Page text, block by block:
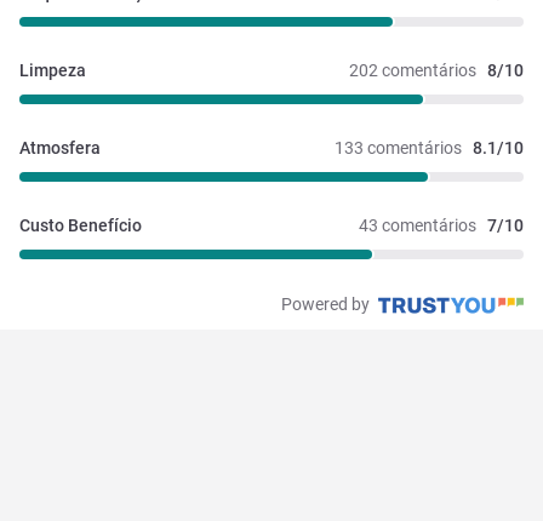
202 comentários 8/10
Limpeza
133 comentários 8.1/10
Atmosfera
43 comentários 7/10
Custo Benefício
Powered by